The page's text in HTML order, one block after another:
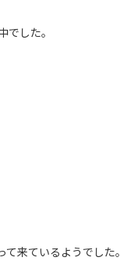
した。
来ているようでした。